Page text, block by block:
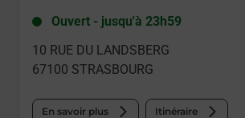
Ouvert - jusqu'à 23h59
10 RUE DU LANDSBERG
67100 STRASBOURG
En savoir plus Itinéraire